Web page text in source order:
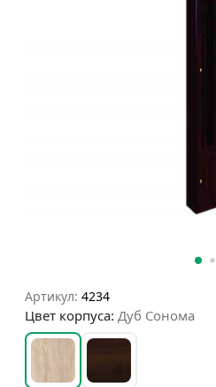
Артикул: 4234
Цвет корпуса: Дуб Сонома